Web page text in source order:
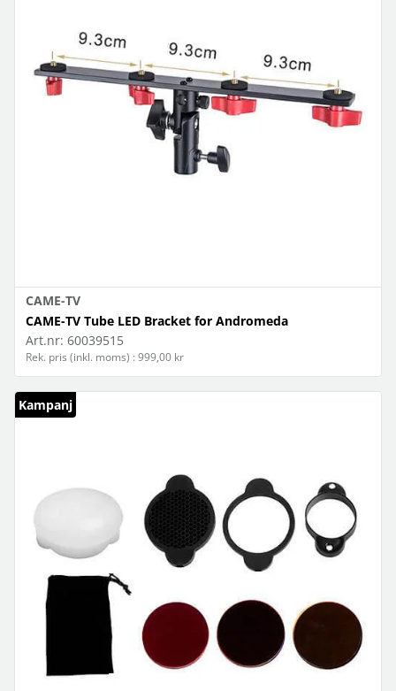
CAME-TV
CAME-TV Tube LED Bracket for Andromeda
Art.nr: 60039515
Rek. pris (inkl. moms) : 999,00 kr
Kampanj